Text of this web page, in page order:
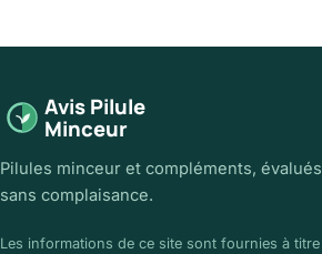
Avis Pilule
Minceur
Pilules minceur et compléments, évalués
sans complaisance.
Les informations de ce site sont fournies à titre